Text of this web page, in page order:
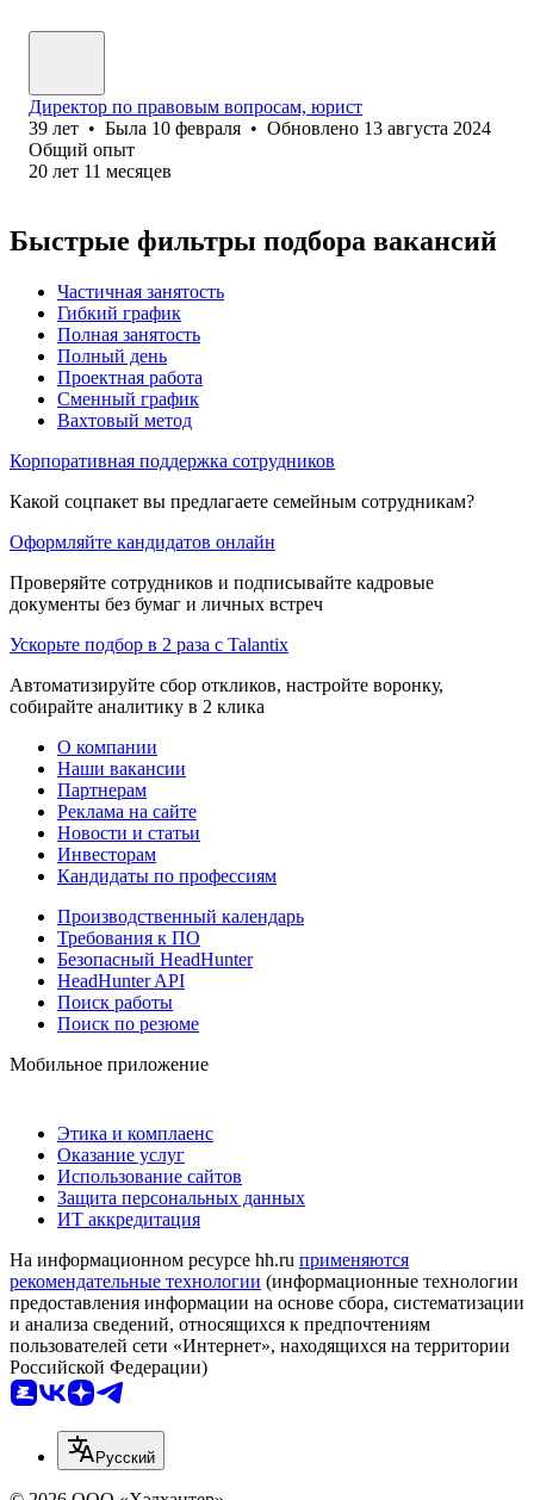
Директор по правовым вопросам, юрист
39 лет • Была 10 февраля • Обновлено 13 августа 2024
Общий опыт
20 лет 11 месяцев
Быстрые фильтры подбора вакансий
Частичная занятость
Гибкий график
Полная занятость
Полный день
Проектная работа
Сменный график
Вахтовый метод
Корпоративная поддержка сотрудников
Какой соцпакет вы предлагаете семейным сотрудникам?
Оформляйте кандидатов онлайн
Проверяйте сотрудников и подписывайте кадровые
документы без бумаг и личных встреч
Ускорьте подбор в 2 раза с Talantix
Автоматизируйте сбор откликов, настройте воронку,
собирайте аналитику в 2 клика
О компании
Наши вакансии
Партнерам
Реклама на сайте
Новости и статьи
Инвесторам
Кандидаты по профессиям
Производственный календарь
Требования к ПО
Безопасный HeadHunter
HeadHunter API
Поиск работы
Поиск по резюме
Мобильное приложение
Этика и комплаенс
Оказание услуг
Использование сайтов
Защита персональных данных
ИТ аккредитация
На информационном ресурсе hh.ru применяются
рекомендательные технологии (информационные технологии
предоставления информации на основе сбора, систематизации
и анализа сведений, относящихся к предпочтениям
пользователей сети «Интернет», находящихся на территории
Российской Федерации)
Русский